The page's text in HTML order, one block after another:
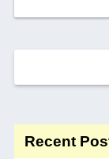
Recent